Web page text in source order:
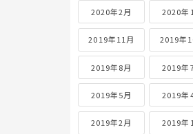
2020年2月 2020年
2019年11月 2019年
2019年8月 2019年
2019年5月 2019年
2019年2月 2019年